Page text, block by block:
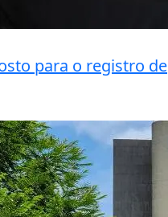
para o registro de